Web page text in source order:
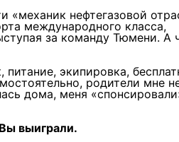
«механик нефтегазовой
международного класса,
за команду Тюмени. А
экипировка,
родители мне
дома, меня
выиграли.